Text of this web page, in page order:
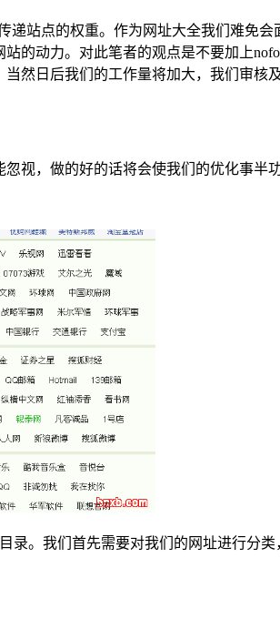
站点的权重。作为网址大全我们难免
的动力。对此笔者的观点是不要加上
然日后我们的工作量将加大，我们审核
视，做的好的话将会使我们的优化事半功
录。我们首先需要对我们的网址进行分